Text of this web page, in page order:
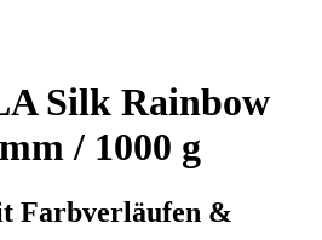
Silk Rainbow
/ 1000 g
Farbverläufen &